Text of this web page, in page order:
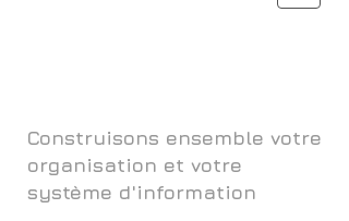
Construisons ensemble votre
organisation et votre
système d'information